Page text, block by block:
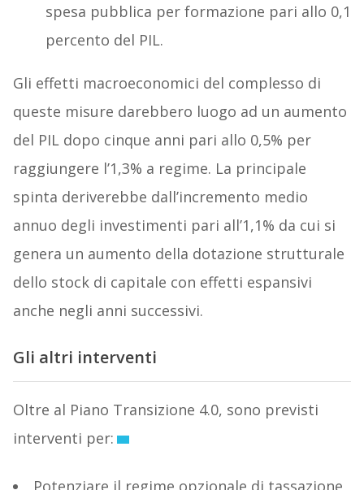
spesa pubblica per formazione pari allo 0,1
percento del PIL.
Gli effetti macroeconomici del complesso di
queste misure darebbero luogo ad un aumento
del PIL dopo cinque anni pari allo 0,5% per
raggiungere l’1,3% a regime. La principale
spinta deriverebbe dall’incremento medio
annuo degli investimenti pari all’1,1% da cui si
genera un aumento della dotazione strutturale
dello stock di capitale con effetti espansivi
anche negli anni successivi.
Gli altri interventi
Oltre al Piano Transizione 4.0, sono previsti
interventi per:
Potenziare il regime opzionale di tassazione